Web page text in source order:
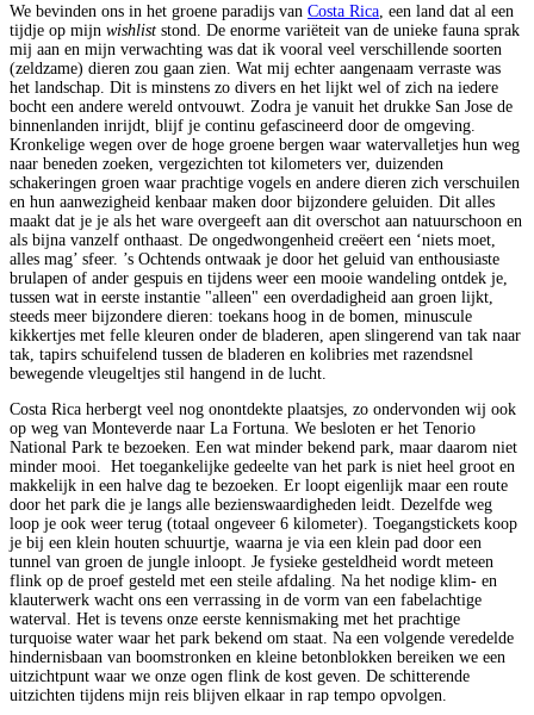
We bevinden ons in het groene paradijs van Costa Rica , een land dat al een
tijdje op mijn wishlist stond. De enorme variëteit van de unieke fauna sprak
mij aan en mijn verwachting was dat ik vooral veel verschillende soorten
(zeldzame) dieren zou gaan zien. Wat mij echter aangenaam verraste was
het landschap. Dit is minstens zo divers en het lijkt wel of zich na iedere
bocht een andere wereld ontvouwt. Zodra je vanuit het drukke San Jose de
binnenlanden inrijdt, blijf je continu gefascineerd door de omgeving.
Kronkelige wegen over de hoge groene bergen waar watervalletjes hun weg
naar beneden zoeken, vergezichten tot kilometers ver, duizenden
schakeringen groen waar prachtige vogels en andere dieren zich verschuilen
en hun aanwezigheid kenbaar maken door bijzondere geluiden. Dit alles
maakt dat je je als het ware overgeeft aan dit overschot aan natuurschoon en
als bijna vanzelf onthaast. De ongedwongenheid creëert een ‘niets moet,
alles mag’ sfeer. ’s Ochtends ontwaak je door het geluid van enthousiaste
brulapen of ander gespuis en tijdens weer een mooie wandeling ontdek je,
tussen wat in eerste instantie "alleen" een overdadigheid aan groen lijkt,
steeds meer bijzondere dieren: toekans hoog in de bomen, minuscule
kikkertjes met felle kleuren onder de bladeren, apen slingerend van tak naar
tak, tapirs schuifelend tussen de bladeren en kolibries met razendsnel
bewegende vleugeltjes stil hangend in de lucht.
Costa Rica herbergt veel nog onontdekte plaatsjes, zo ondervonden wij ook
op weg van Monteverde naar La Fortuna. We besloten er het Tenorio
National Park te bezoeken. Een wat minder bekend park, maar daarom niet
minder mooi. Het toegankelijke gedeelte van het park is niet heel groot en
makkelijk in een halve dag te bezoeken. Er loopt eigenlijk maar een route
door het park die je langs alle bezienswaardigheden leidt. Dezelfde weg
loop je ook weer terug (totaal ongeveer 6 kilometer). Toegangstickets koop
je bij een klein houten schuurtje, waarna je via een klein pad door een
tunnel van groen de jungle inloopt. Je fysieke gesteldheid wordt meteen
flink op de proef gesteld met een steile afdaling. Na het nodige klim- en
klauterwerk wacht ons een verrassing in de vorm van een fabelachtige
waterval. Het is tevens onze eerste kennismaking met het prachtige
turquoise water waar het park bekend om staat. Na een volgende veredelde
hindernisbaan van boomstronken en kleine betonblokken bereiken we een
uitzichtpunt waar we onze ogen flink de kost geven. De schitterende
uitzichten tijdens mijn reis blijven elkaar in rap tempo opvolgen.